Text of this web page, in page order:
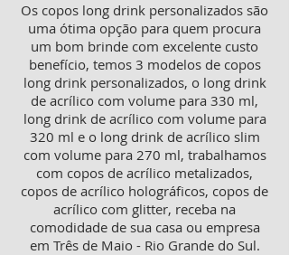
Os copos long drink personalizados são
uma ótima opção para quem procura
um bom brinde com excelente custo
benefício, temos 3 modelos de copos
long drink personalizados, o long drink
de acrílico com volume para 330 ml,
long drink de acrílico com volume para
320 ml e o long drink de acrílico slim
com volume para 270 ml, trabalhamos
com copos de acrílico metalizados,
copos de acrílico holográficos, copos de
acrílico com glitter, receba na
comodidade de sua casa ou empresa
em Três de Maio - Rio Grande do Sul.